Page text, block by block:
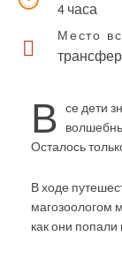
4 часа
Место
В се дети
Осталось
В ходе
магозоологом
как они попали